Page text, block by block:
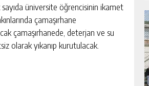
sayıda üniversite öğrencisinin ikamet
çamaşırhane
çamaşırhanede, deterjan ve su
olarak yıkanıp kurutulacak.